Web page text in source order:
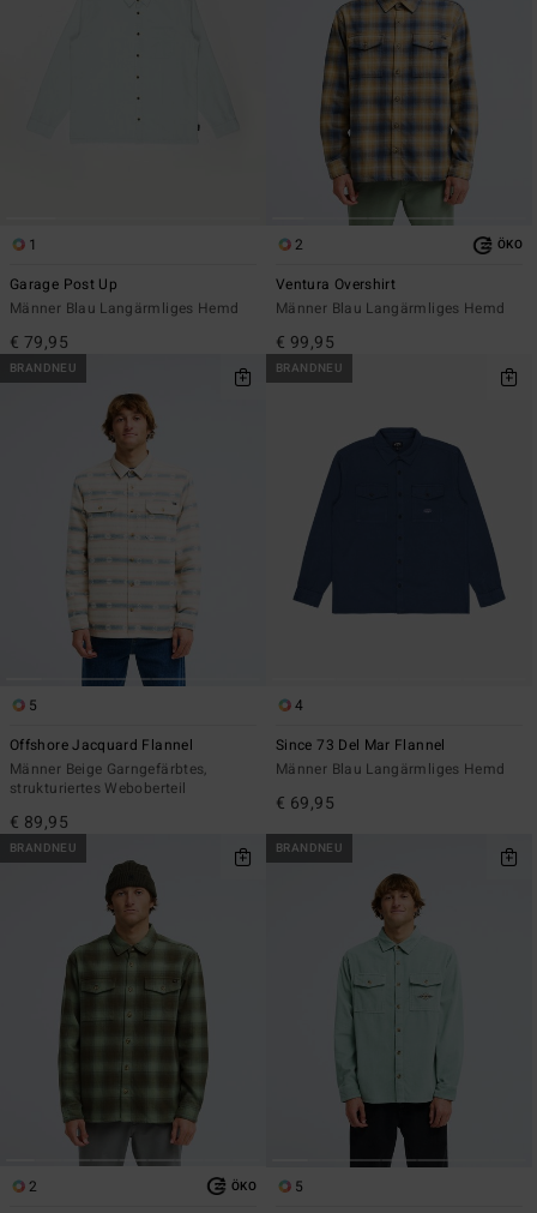
1
Garage Post Up
Männer Blau Langärmliges Hemd
€ 79,95
2 ÖKO
Ventura Overshirt
Männer Blau Langärmliges Hemd
€ 99,95
BRANDNEU
5
Offshore Jacquard Flannel
Männer Beige Garngefärbtes,
strukturiertes Weboberteil
€ 89,95
BRANDNEU
4
Since 73 Del Mar Flannel
Männer Blau Langärmliges Hemd
€ 69,95
BRANDNEU
2 ÖKO
BRANDNEU
5